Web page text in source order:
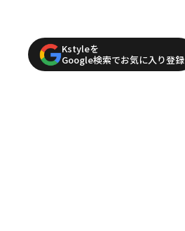
Kstyleを
Google検索でお気に入り登録